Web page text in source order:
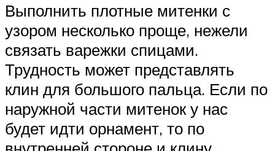
Выполнить плотные митенки с
узором несколько проще, нежели
связать варежки спицами.
Трудность может представлять
клин для большого пальца. Если по
наружной части митенок у нас
будет идти орнамент, то по